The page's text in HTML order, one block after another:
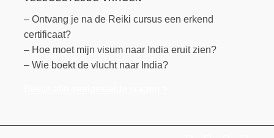
– Ontvang je na de Reiki cursus een erkend
certificaat?
– Hoe moet mijn visum naar India eruit zien?
– Wie boekt de vlucht naar India?